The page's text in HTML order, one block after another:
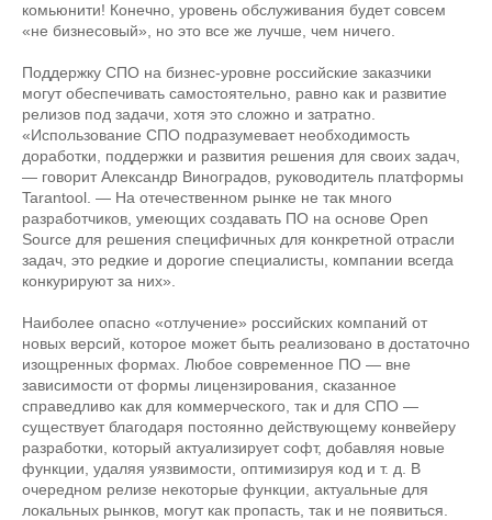
комьюнити! Конечно, уровень обслуживания будет совсем
«не бизнесовый», но это все же лучше, чем ничего.
Поддержку СПО на бизнес-уровне российские заказчики
могут обеспечивать самостоятельно, равно как и развитие
релизов под задачи, хотя это сложно и затратно.
«Использование СПО подразумевает необходимость
доработки, поддержки и развития решения для своих задач,
— говорит Александр Виноградов, руководитель платформы
Tarantool. — На отечественном рынке не так много
разработчиков, умеющих создавать ПО на основе Open
Source для решения специфичных для конкретной отрасли
задач, это редкие и дорогие специалисты, компании всегда
конкурируют за них».
Наиболее опасно «отлучение» российских компаний от
новых версий, которое может быть реализовано в достаточно
изощренных формах. Любое современное ПО — вне
зависимости от формы лицензирования, сказанное
справедливо как для коммерческого, так и для СПО —
существует благодаря постоянно действующему конвейеру
разработки, который актуализирует софт, добавляя новые
функции, удаляя уязвимости, оптимизируя код и т. д. В
очередном релизе некоторые функции, актуальные для
локальных рынков, могут как пропасть, так и не появиться.